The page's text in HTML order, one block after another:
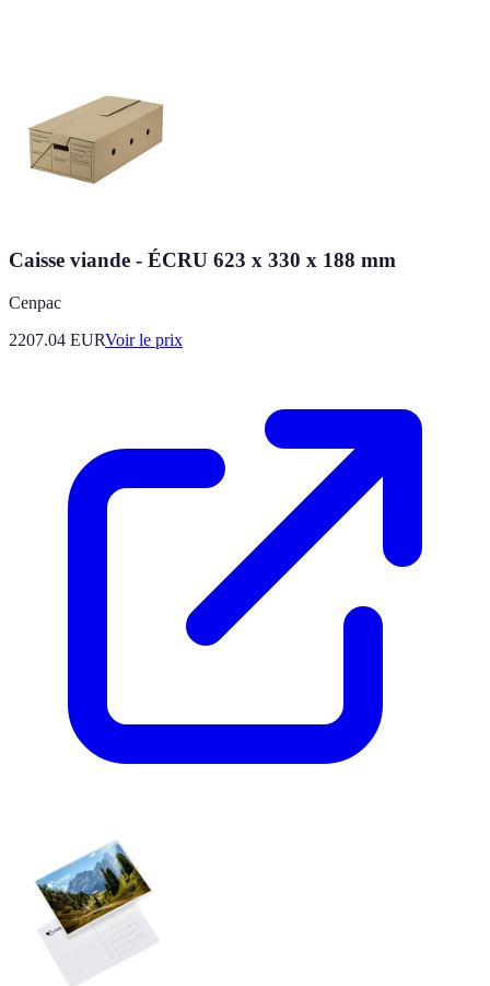
Caisse viande - ÉCRU 623 x 330 x 188 mm
Cenpac
2207.04 EURVoir le prix